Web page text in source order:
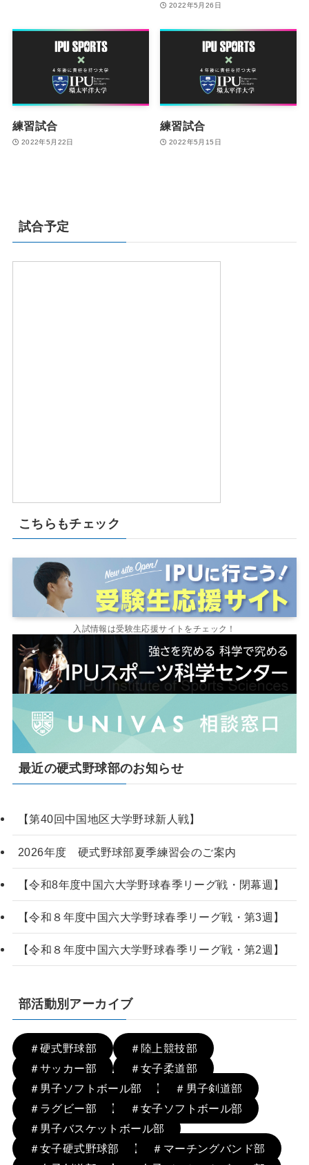
2022年5月26日
練習試合
2022年5月22日
練習試合
2022年5月15日
試合予定
こちらもチェック
入試情報は受験生応援サイトをチェック！
最近の硬式野球部のお知らせ
【第40回中国地区大学野球新人戦】
2026年度 硬式野球部夏季練習会のご案内
【令和8年度中国六大学野球春季リーグ戦・閉幕週】
【令和８年度中国六大学野球春季リーグ戦・第3週】
【令和８年度中国六大学野球春季リーグ戦・第2週】
部活動別アーカイブ
＃硬式野球部
＃陸上競技部
＃サッカー部
＃女子柔道部
＃男子ソフトボール部
＃男子剣道部
＃ラグビー部
＃女子ソフトボール部
＃男子バスケットボール部
＃女子硬式野球部
＃マーチングバンド部